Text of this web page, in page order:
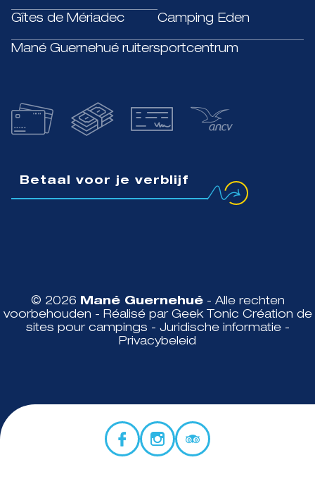
Gîtes de Mériadec Camping Eden
Mané Guernehué ruitersportcentrum
Betaal voor je verblijf
© 2026 Mané Guernehué- Alle rechten
voorbehouden - Réalisé par Geek Tonic Création de
sites pour campings - Juridische informatie -
Privacybeleid